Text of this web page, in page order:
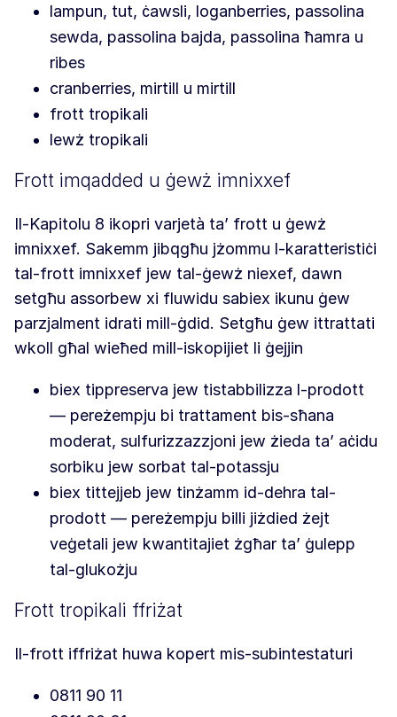
lampun, tut, ċawsli, loganberries, passolina
sewda, passolina bajda, passolina ħamra u
ribes
cranberries, mirtill u mirtill
frott tropikali
lewż tropikali
Frott imqadded u ġewż imnixxef
Il-Kapitolu 8 ikopri varjetà ta’ frott u ġewż
imnixxef. Sakemm jibqgħu jżommu l-karatteristiċi
tal-frott imnixxef jew tal-ġewż niexef, dawn
setgħu assorbew xi fluwidu sabiex ikunu ġew
parzjalment idrati mill-ġdid. Setgħu ġew ittrattati
wkoll għal wieħed mill-iskopijiet li ġejjin
biex tippreserva jew tistabbilizza l-prodott
— pereżempju bi trattament bis-sħana
moderat, sulfurizzazzjoni jew żieda ta’ aċidu
sorbiku jew sorbat tal-potassju
biex tittejjeb jew tinżamm id-dehra tal-
prodott — pereżempju billi jiżdied żejt
veġetali jew kwantitajiet żgħar ta’ ġulepp
tal-glukożju
Frott tropikali ffriżat
Il-frott iffriżat huwa kopert mis-subintestaturi
0811 90 11